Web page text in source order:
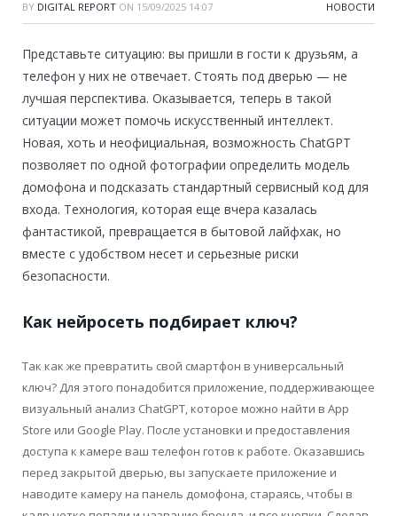
BY DIGITAL REPORT ON 15/09/2025 14:07 НОВОСТИ
Представьте ситуацию: вы пришли в гости к друзьям, а
телефон у них не отвечает. Стоять под дверью — не
лучшая перспектива. Оказывается, теперь в такой
ситуации может помочь искусственный интеллект.
Новая, хоть и неофициальная, возможность ChatGPT
позволяет по одной фотографии определить модель
домофона и подсказать стандартный сервисный код для
входа. Технология, которая еще вчера казалась
фантастикой, превращается в бытовой лайфхак, но
вместе с удобством несет и серьезные риски
безопасности.
Как нейросеть подбирает ключ?
Так как же превратить свой смартфон в универсальный
ключ? Для этого понадобится приложение, поддерживающее
визуальный анализ ChatGPT, которое можно найти в App
Store или Google Play. После установки и предоставления
доступа к камере ваш телефон готов к работе. Оказавшись
перед закрытой дверью, вы запускаете приложение и
наводите камеру на панель домофона, стараясь, чтобы в